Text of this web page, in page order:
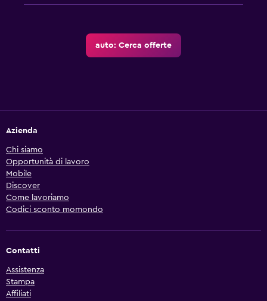
auto: Cerca offerte
Azienda
Chi siamo
Opportunità di lavoro
Mobile
Discover
Come lavoriamo
Codici sconto momondo
Contatti
Assistenza
Stampa
Affiliati